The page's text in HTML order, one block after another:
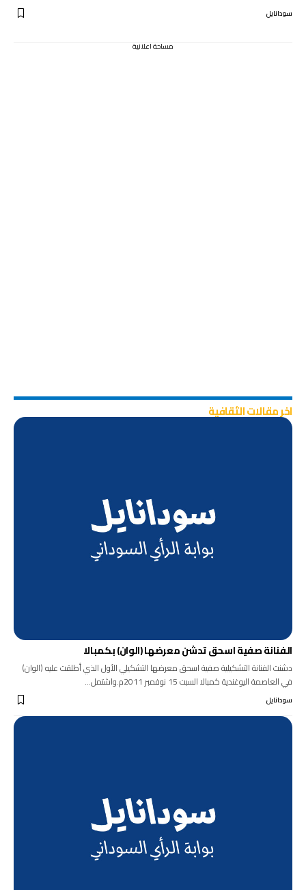
سودانايل
مساحة اعلانية
اخر مقالات الثقافية
الفنانة صفية اسحق تدشن معرضها (الوان) بكمبالا
دشنت الفنانة التشكيلية صفية اسحق معرضها التشكيلي الأول الذي أطلقت عليه (الوان)
في العاصمة اليوغندية كمبالا السبت 15 نوفمبر 2011م.واشتمل…
سودانايل